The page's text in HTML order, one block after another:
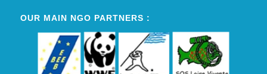
OUR MAIN NGO PARTNERS :